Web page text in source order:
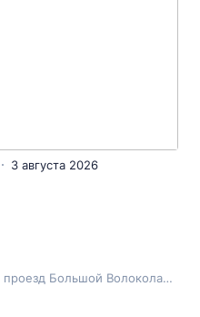
3 августа 2026
проезд Большой Волоколамский